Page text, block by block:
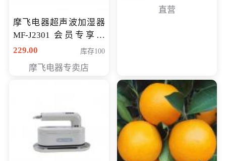
摩飞电器超声波加湿器
MF-J2301 会员专享价
168元
229.00 库存100
摩飞电器专卖店
直营